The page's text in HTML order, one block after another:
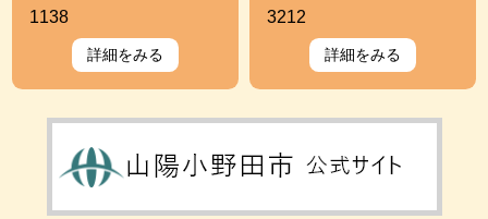
1138
詳細をみる
3212
詳細をみる